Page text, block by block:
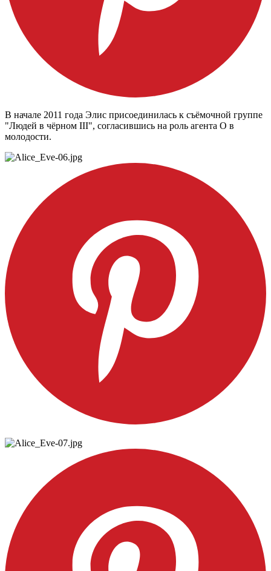
В начале 2011 года Элис присоединилась к съёмочной группе
"Людей в чёрном III", согласившись на роль агента О в
молодости.